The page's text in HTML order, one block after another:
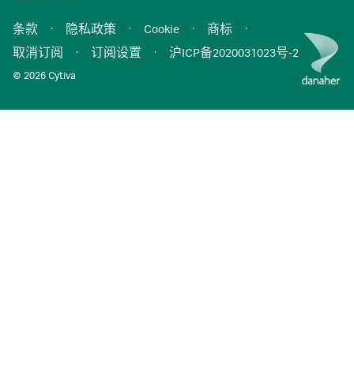
© 2026 Cytiva
条款 · 隐私政策 · Cookie · 商标
·
取消订阅
· 订阅设置 · 沪ICP备2020031023号-2